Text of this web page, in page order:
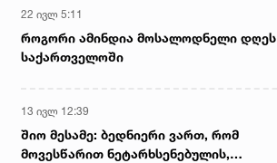
22 ივლ 5:11
როგორი ამინდია მოსალოდნელი დღეს
საქართველოში
13 ივლ 12:39
შიო მესამე: ბედნიერი ვართ, რომ
მოვესწარით ნეტარხსენებულის,